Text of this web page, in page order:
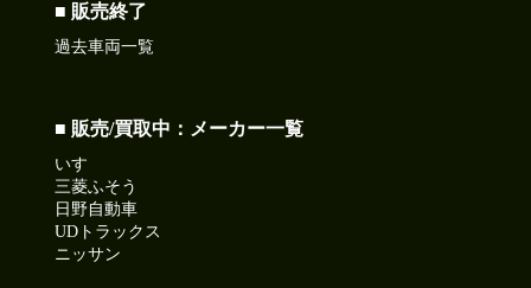
■ 販売終了
過去車両一覧
■ 販売/買取中：メーカー一覧
いすゞ
三菱ふそう
日野自動車
UDトラックス
ニッサン